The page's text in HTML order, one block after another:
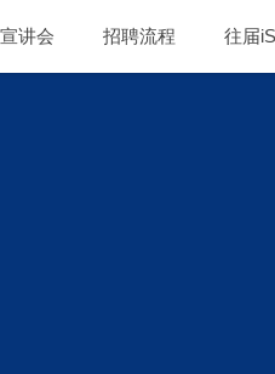
讲会 招聘流程 往届